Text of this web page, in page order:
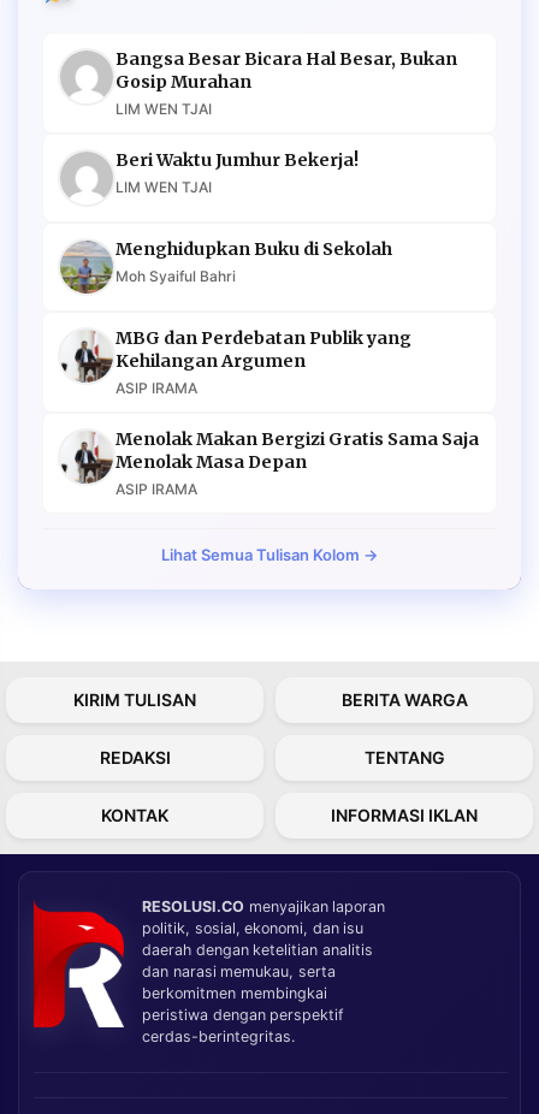
Bangsa Besar Bicara Hal Besar, Bukan
Gosip Murahan
LIM WEN TJAI
Beri Waktu Jumhur Bekerja!
LIM WEN TJAI
Menghidupkan Buku di Sekolah
Moh Syaiful Bahri
MBG dan Perdebatan Publik yang
Kehilangan Argumen
ASIP IRAMA
Menolak Makan Bergizi Gratis Sama Saja
Menolak Masa Depan
ASIP IRAMA
Lihat Semua Tulisan Kolom →
KIRIM TULISAN BERITA WARGA
REDAKSI TENTANG
KONTAK INFORMASI IKLAN
RESOLUSI.CO menyajikan laporan
politik, sosial, ekonomi, dan isu
daerah dengan ketelitian analitis
dan narasi memukau, serta
berkomitmen membingkai
peristiwa dengan perspektif
cerdas-berintegritas.